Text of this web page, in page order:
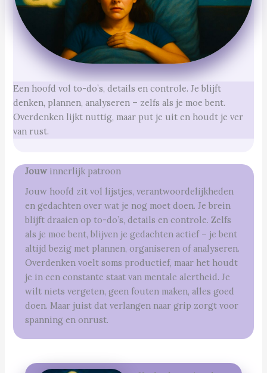
Een hoofd vol to-do’s, details en controle. Je blijft
denken, plannen, analyseren – zelfs als je moe bent.
Overdenken lijkt nuttig, maar put je uit en houdt je ver
van rust.
Jouw innerlijk patroon
Jouw hoofd zit vol lijstjes, verantwoordelijkheden
en gedachten over wat je nog moet doen. Je brein
blijft draaien op to-do’s, details en controle. Zelfs
als je moe bent, blijven je gedachten actief – je bent
altijd bezig met plannen, organiseren of analyseren.
Overdenken voelt soms productief, maar het houdt
je in een constante staat van mentale alertheid. Je
wilt niets vergeten, geen fouten maken, alles goed
doen. Maar juist dat verlangen naar grip zorgt voor
spanning en onrust.